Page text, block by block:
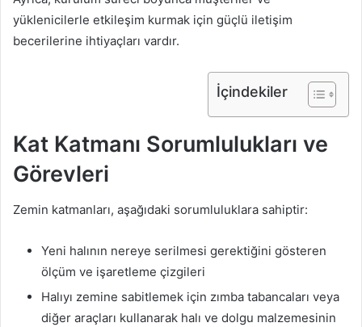
yüklenicilerle etkileşim kurmak için güçlü iletişim
becerilerine ihtiyaçları vardır.
İçindekiler
Kat Katmanı Sorumlulukları ve
Görevleri
Zemin katmanları, aşağıdaki sorumluluklara sahiptir:
Yeni halının nereye serilmesi gerektiğini gösteren
ölçüm ve işaretleme çizgileri
Halıyı zemine sabitlemek için zımba tabancaları veya
diğer araçları kullanarak halı ve dolgu malzemesinin